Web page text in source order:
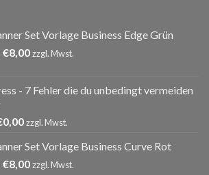
Set Vorlage Business Edge Grün
Ursprünglicher
€59,00
€8,00Aktueller
€8,00.
zzgl. Mwst.
- 7 Fehler die du unbedingt vermeiden
0,00Aktueller
ist:
€0,00.
zzgl. Mwst.
Set Vorlage Business Curve Rot
Ursprünglicher
€8,00Aktueller
zzgl. Mwst.